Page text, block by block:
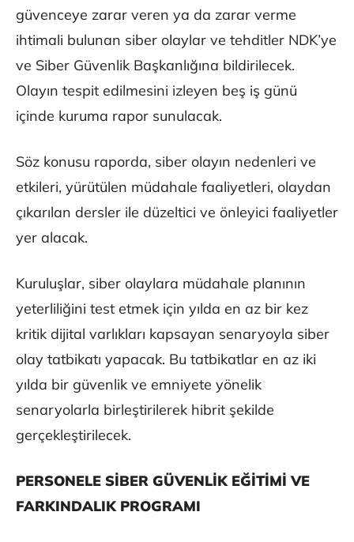
güvenceye zarar veren ya da zarar verme
ihtimali bulunan siber olaylar ve tehditler NDK’ye
ve Siber Güvenlik Başkanlığına bildirilecek.
Olayın tespit edilmesini izleyen beş iş günü
içinde kuruma rapor sunulacak.
Söz konusu raporda, siber olayın nedenleri ve
etkileri, yürütülen müdahale faaliyetleri, olaydan
çıkarılan dersler ile düzeltici ve önleyici faaliyetler
yer alacak.
Kuruluşlar, siber olaylara müdahale planının
yeterliliğini test etmek için yılda en az bir kez
kritik dijital varlıkları kapsayan senaryoyla siber
olay tatbikatı yapacak. Bu tatbikatlar en az iki
yılda bir güvenlik ve emniyete yönelik
senaryolarla birleştirilerek hibrit şekilde
gerçekleştirilecek.
PERSONELE SİBER GÜVENLİK EĞİTİMİ VE
FARKINDALIK PROGRAMI